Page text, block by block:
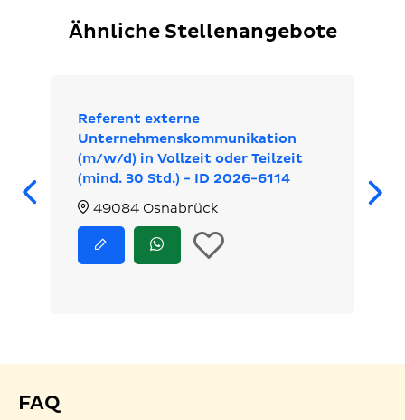
Ähnliche Stellenangebote
Zurück
Referent externe
Unternehmenskommunikation
(m/w/d) in Vollzeit oder Teilzeit
(mind. 30 Std.) - ID 2026-6114
49084 Osnabrück
bewerben
Jetzt
via
In
FAQ